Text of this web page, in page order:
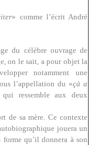
» comme l’écrit André
du célèbre ouvrage de
on le sait, a pour objet la
notamment une
l’appellation du «çà a
ressemble aux deux
de sa mère. Ce contexte
jouera un
qu’il donnera à son